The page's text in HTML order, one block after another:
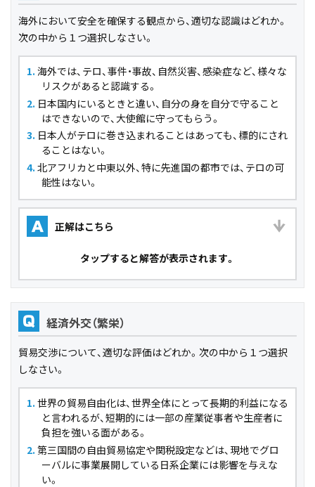
Q
海外において安全を確保する観点から、適切な認識はどれか。
次の中から１つ選択しなさい。
海外では、テロ、事件・事故、自然災害、感染症など、様々な
リスクがあると認識する。
日本国内にいるときと違い、自分の身を自分で守ること
はできないので、大使館に守ってもらう。
日本人がテロに巻き込まれることはあっても、標的にされ
ることはない。
北アフリカと中東以外、特に先進国の都市では、テロの可
能性はない。
正解はこちら
タップすると解答が表示されます。
Q
経済外交（繁栄）
貿易交渉について、適切な評価はどれか。次の中から１つ選択
しなさい。
世界の貿易自由化は、世界全体にとって長期的利益になる
と言われるが、短期的には一部の産業従事者や生産者に
負担を強いる面がある。
第三国間の自由貿易協定や関税設定などは、現地でグロ
ーバルに事業展開している日系企業には影響を与えな
い。